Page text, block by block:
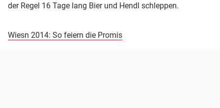
der Regel 16 Tage lang Bier und Hendl schleppen.
Wiesn 2014: So feiern die Promis